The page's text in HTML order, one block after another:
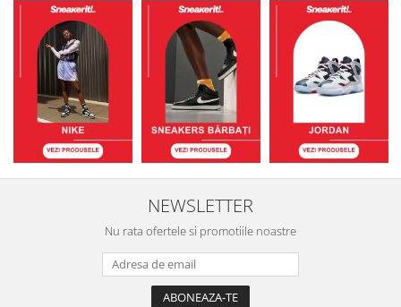
NEWSLETTER
Nu rata ofertele si promotiile noastre